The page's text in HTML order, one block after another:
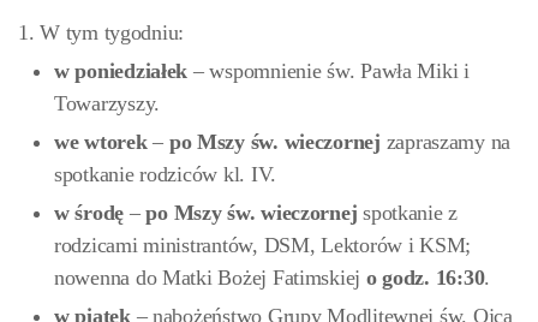
1. W tym tygodniu:
w poniedziałek – wspomnienie św. Pawła Miki i
Towarzyszy.
we wtorek– po Mszy św. wieczornej zapraszamy na
spotkanie rodziców kl. IV.
w środę –po Mszy św. wieczornej spotkanie z
rodzicami ministrantów, DSM, Lektorów i KSM;
nowenna do Matki Bożej Fatimskiej o godz. 16:30.
w piątek – nabożeństwo Grupy Modlitewnej św. Ojca